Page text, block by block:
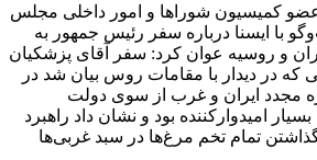
کمیسیون شوراها و امور داخلی مجلس
با ایسنا درباره سفر رئیس جمهور به
و روسیه عوان کرد: سفر آقای پزشکیان
در دیدار با مقامات روس بیان شد در
مجدد ایران و غرب از سوی دولت
امیدوارکننده بود و نشان داد راهبرد
تمام تخم مرغ‌ها در سبد غربی‌ها